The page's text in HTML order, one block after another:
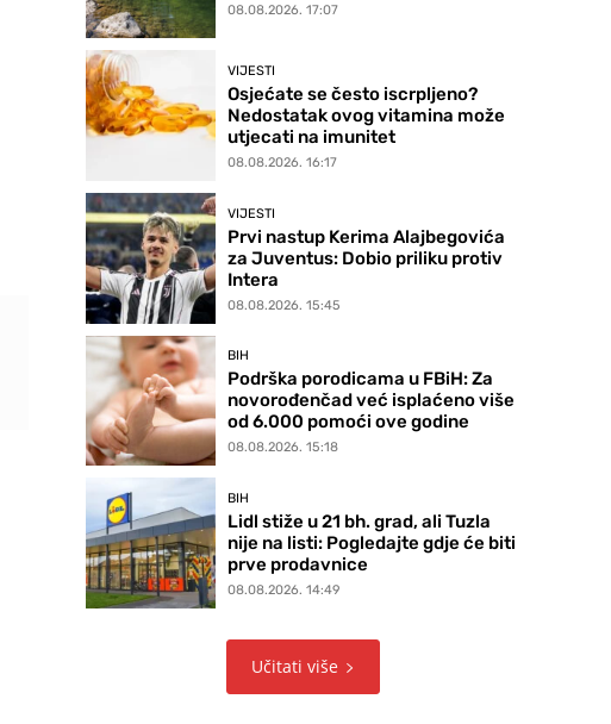
08.08.2026. 17:07
VIJESTI
Osjećate se često iscrpljeno?
Nedostatak ovog vitamina može
utjecati na imunitet
08.08.2026. 16:17
VIJESTI
Prvi nastup Kerima Alajbegovića
za Juventus: Dobio priliku protiv
Intera
08.08.2026. 15:45
BIH
Podrška porodicama u FBiH: Za
novorođenčad već isplaćeno više
od 6.000 pomoći ove godine
08.08.2026. 15:18
BIH
Lidl stiže u 21 bh. grad, ali Tuzla
nije na listi: Pogledajte gdje će biti
prve prodavnice
08.08.2026. 14:49
Učitati više